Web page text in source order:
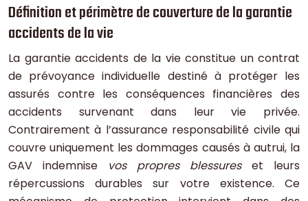
Définition et périmètre de couverture de la garantie
accidents de la vie
La garantie accidents de la vie constitue un contrat
de prévoyance individuelle destiné à protéger les
assurés contre les conséquences financières des
accidents survenant dans leur vie privée.
Contrairement à l’assurance responsabilité civile qui
couvre uniquement les dommages causés à autrui, la
GAV indemnise vos propres blessureset leurs
répercussions durables sur votre existence. Ce